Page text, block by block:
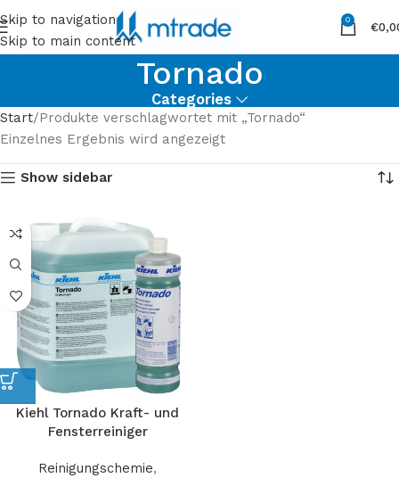
Skip to navigation
Skip to main content
0
€
Tornado
Categories
Start Produkte verschlagwortet mit „Tornado“
Einzelnes Ergebnis wird angezeigt
Show sidebar
Kiehl Tornado Kraft- und
Fensterreiniger
Reinigungschemie,